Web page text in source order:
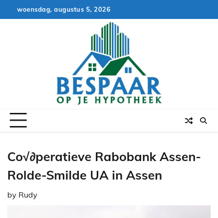
to
woensdag, augustus 5, 2026
Co√∂peratieve Rabobank Assen-
Rolde-Smilde UA in Assen
by Rudy